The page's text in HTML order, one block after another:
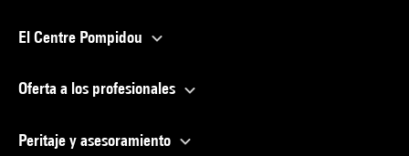
El Centre Pompidou
Oferta a los profesionales
Peritaje y asesoramiento